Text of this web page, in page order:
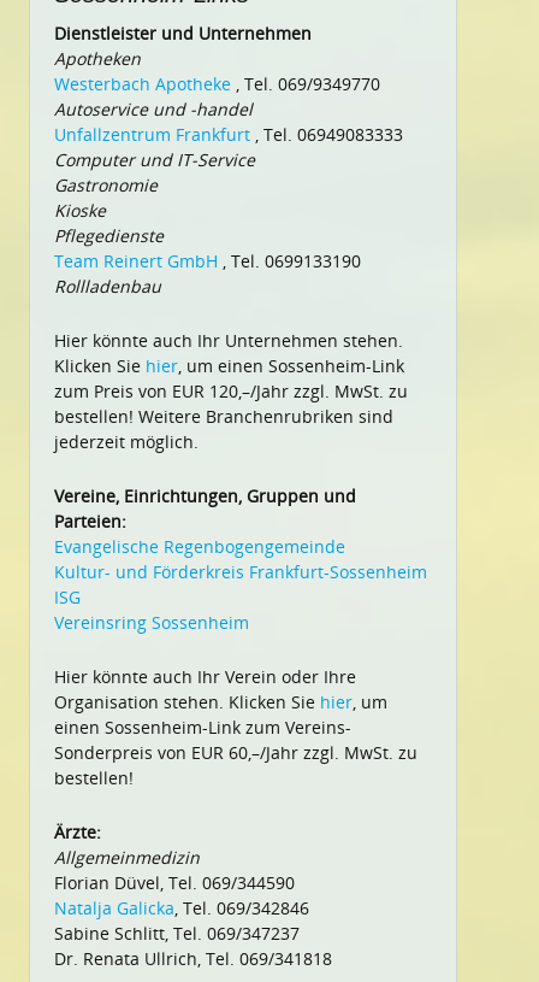
Dienstleister und Unternehmen
Apotheken
Westerbach Apotheke , Tel. 069/9349770
Autoservice und -handel
Unfallzentrum Frankfurt , Tel. 06949083333
Computer und IT-Service
Gastronomie
Kioske
Pflegedienste
Team Reinert GmbH , Tel. 0699133190
Rollladenbau
Hier könnte auch Ihr Unternehmen stehen.
Klicken Sie hier, um einen Sossenheim-Link
zum Preis von EUR 120,–/Jahr zzgl. MwSt. zu
bestellen! Weitere Branchenrubriken sind
jederzeit möglich.
Vereine, Einrichtungen, Gruppen und
Parteien:
Evangelische Regenbogengemeinde
Kultur- und Förderkreis Frankfurt-Sossenheim
ISG
Vereinsring Sossenheim
Hier könnte auch Ihr Verein oder Ihre
Organisation stehen. Klicken Sie hier, um
einen Sossenheim-Link zum Vereins-
Sonderpreis von EUR 60,–/Jahr zzgl. MwSt. zu
bestellen!
Ärzte:
Allgemeinmedizin
Florian Düvel, Tel. 069/344590
Natalja Galicka, Tel. 069/342846
Sabine Schlitt, Tel. 069/347237
Dr. Renata Ullrich, Tel. 069/341818